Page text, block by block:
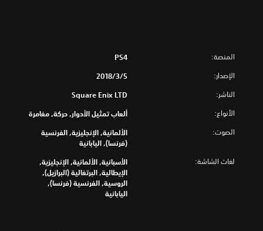
المنصة: PS4
الإصدار:
الناشر: Square Enix LTD
الأنواع: ألعاب تمثيل الأدوار, حركة, مغامرة
الصوت:
الألمانية, الإنجليزية, الفرنسية
(فرنسا), اليابانية
لغات الشاشة:
الأسبانية, الألمانية, الإنجليزية,
الإيطالية, البرتغالية (البرازيل),
الروسية, الفرنسية (فرنسا),
اليابانية